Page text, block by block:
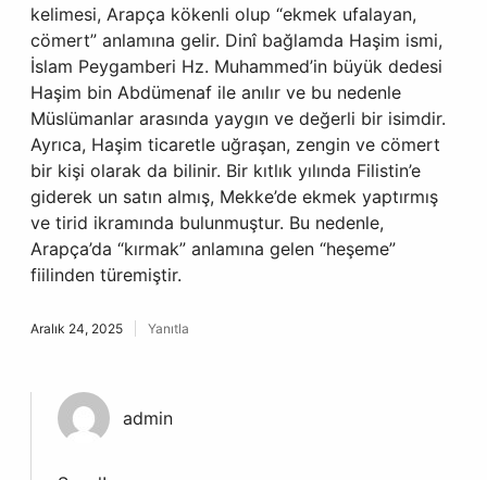
kelimesi, Arapça kökenli olup “ekmek ufalayan,
cömert” anlamına gelir. Dinî bağlamda Haşim ismi,
İslam Peygamberi Hz. Muhammed’in büyük dedesi
Haşim bin Abdümenaf ile anılır ve bu nedenle
Müslümanlar arasında yaygın ve değerli bir isimdir.
Ayrıca, Haşim ticaretle uğraşan, zengin ve cömert
bir kişi olarak da bilinir. Bir kıtlık yılında Filistin’e
giderek un satın almış, Mekke’de ekmek yaptırmış
ve tirid ikramında bulunmuştur. Bu nedenle,
Arapça’da “kırmak” anlamına gelen “heşeme”
fiilinden türemiştir.
Aralık 24, 2025 Yanıtla
admin